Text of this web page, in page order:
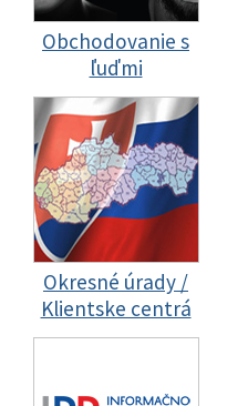
Obchodovanie s
ľuďmi
Okresné úrady /
Klientske centrá